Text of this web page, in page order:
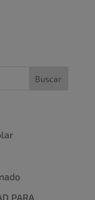
PARA